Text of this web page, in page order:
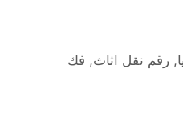
,رقم نقل اثاث, فك